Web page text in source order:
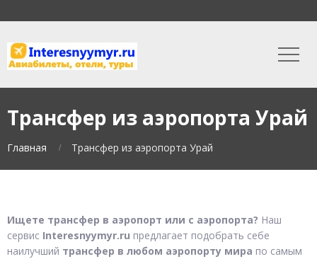
Трансфер из аэропорта Урай
Главная Трансфер из аэропорта Урай
Ищете трансфер в аэропорт или с аэропорта? Наш
сервис Interesnyymyr.ru предлагает подобрать себе
наилучший трансфер в любом аэропорту мира по самым